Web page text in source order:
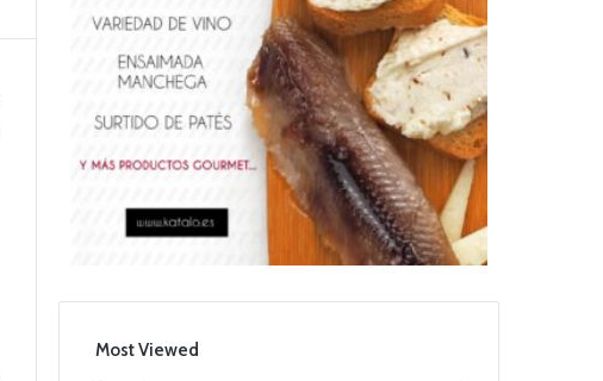
Most Viewed